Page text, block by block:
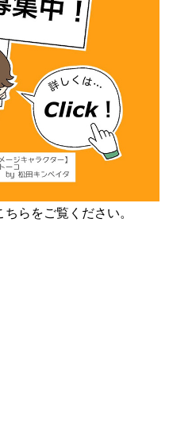
らをご覧ください。